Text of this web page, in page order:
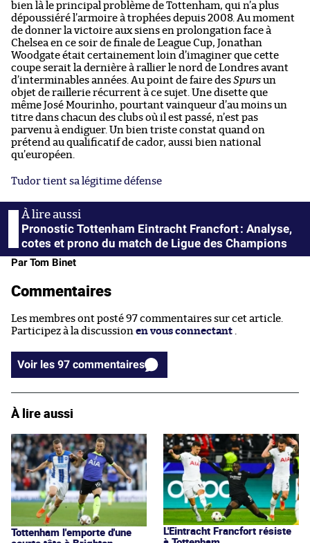
bien là le principal problème de Tottenham, qui n’a plus
dépoussiéré l’armoire à trophées depuis 2008. Au moment
de donner la victoire aux siens en prolongation face à
Chelsea en ce soir de finale de League Cup, Jonathan
Woodgate était certainement loin d’imaginer que cette
coupe serait la dernière à rallier le nord de Londres avant
d’interminables années. Au point de faire des Spurs un
objet de raillerie récurrent à ce sujet. Une disette que
même José Mourinho, pourtant vainqueur d’au moins un
titre dans chacun des clubs où il est passé, n’est pas
parvenu à endiguer. Un bien triste constat quand on
prétend au qualificatif de cador, aussi bien national
qu’européen.
Tudor tient sa légitime défense
Pronostic Tottenham Eintracht Francfort : Analyse,
cotes et prono du match de Ligue des Champions
Par Tom Binet
Commentaires
Les membres ont posté 97 commentaires sur cet article.
Participez à la discussion en vous connectant .
Voir les 97 commentaires
À lire aussi
Tottenham l'emporte d'une
L'Eintracht Francfort résiste